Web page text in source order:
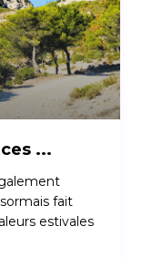
...
fait
estivales